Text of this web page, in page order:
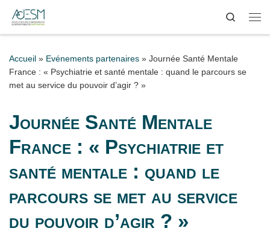
Passer au contenu
Search
Accueil » Evénements partenaires » Journée Santé Mentale
France : « Psychiatrie et santé mentale : quand le parcours se
met au service du pouvoir d’agir ? »
Journée Santé Mentale
France : « Psychiatrie et
santé mentale : quand le
parcours se met au service
du pouvoir d’agir ? »